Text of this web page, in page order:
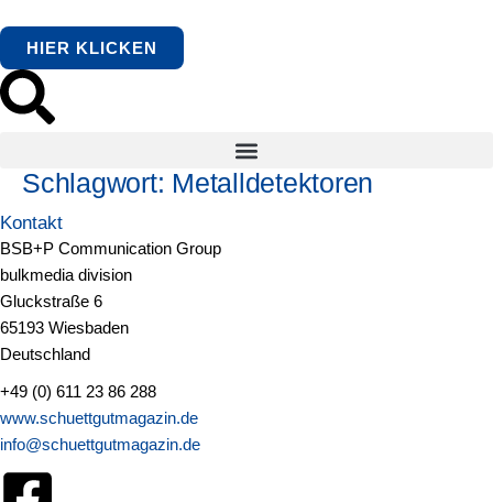
springen
HIER KLICKEN
Schlagwort: Metalldetektoren
Kontakt
BSB+P Communication Group
bulkmedia division
Gluckstraße 6
65193 Wiesbaden
Deutschland
+49 (0) 611 23 86 288
www.schuettgutmagazin.de
info@schuettgutmagazin.de